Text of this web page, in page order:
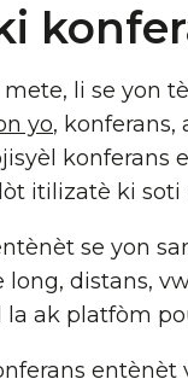
li se yon
yo,
itilizatè ki soti
se yon
long, distans,
la ak platfòm